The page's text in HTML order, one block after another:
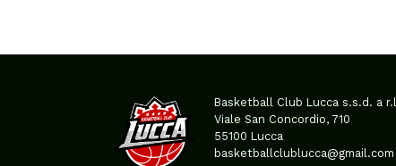
Basketball Club Lucca s.s.d. a
Viale San Concordio, 710
55100 Lucca
basketballclublucca@gmail.com